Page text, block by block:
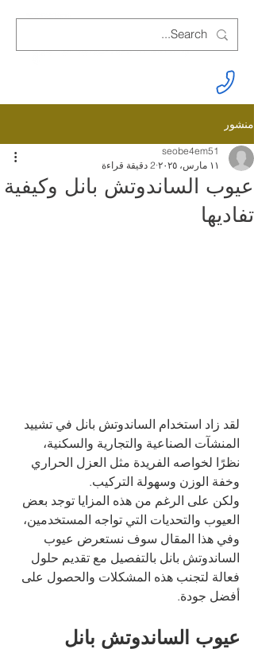
منشور
عيوب الساندوتش بانل وكيفية
تفاديها
seobe4em51
١١ مارس، ٢٠٢٥
2 دقيقة قراءة
لقد زاد استخدام الساندوتش بانل في تشييد
المنشآت الصناعية والتجارية والسكنية،
نظرًا لخواصه الفريدة مثل العزل الحراري
وخفة الوزن وسهولة التركيب.
ولكن على الرغم من هذه المزايا توجد بعض
العيوب والتحديات التي تواجه المستخدمين،
وفي هذا المقال سوف نستعرض عيوب
الساندوتش بانل بالتفصيل مع تقديم حلول
فعالة لتجنب هذه المشكلات والحصول على
أفضل جودة.
عيوب الساندوتش بانل